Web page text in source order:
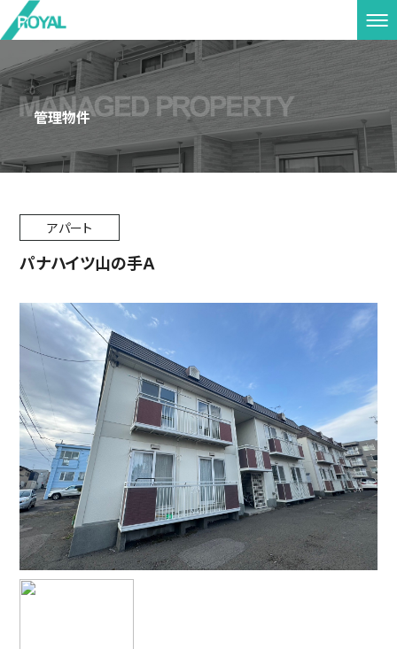
管理物件
アパート
パナハイツ山の手Ａ